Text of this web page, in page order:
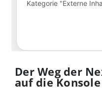
Der Weg der
auf die Konsole